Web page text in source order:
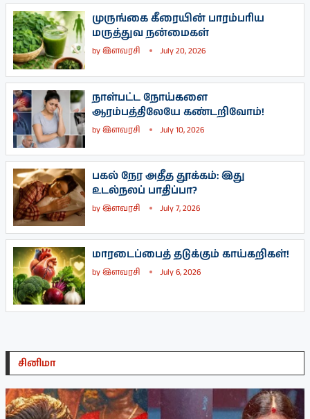
முருங்கை கீரையின் பாரம்பரிய
மருத்துவ நன்மைகள்
byஇளவரசி July 20, 2026
நாள்பட்ட நோய்களை
ஆரம்பத்திலேயே கண்டறிவோம்!
byஇளவரசி July 10, 2026
பகல் நேர அதீத தூக்கம்: இது
உடல்நலப் பாதிப்பா?
byஇளவரசி July 7, 2026
மாரடைப்பைத் தடுக்கும் காய்கறிகள்!
byஇளவரசி July 6, 2026
சினிமா